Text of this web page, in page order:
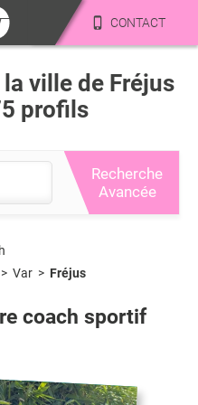
CONTACT
ville de Fréjus
profils
Recherche
Avancée
> Var > Fréjus
coach sportif